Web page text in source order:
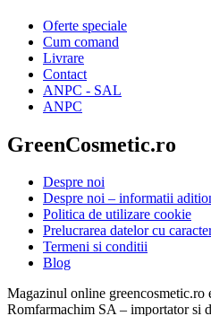
Oferte speciale
Cum comand
Livrare
Contact
ANPC - SAL
ANPC
GreenCosmetic.ro
Despre noi
Despre noi – informatii
Politica de utilizare cookie
Prelucrarea datelor cu
Termeni si conditii
Blog
Magazinul online greencosmetic.ro
Romfarmachim SA – importator si